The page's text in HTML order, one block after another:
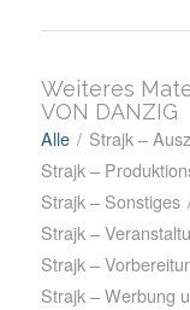
Weiteres
VON DANZIG
Alle / Strajk –
Strajk –
Strajk – Sonstiges
Strajk –
Strajk –
Strajk – Werbung